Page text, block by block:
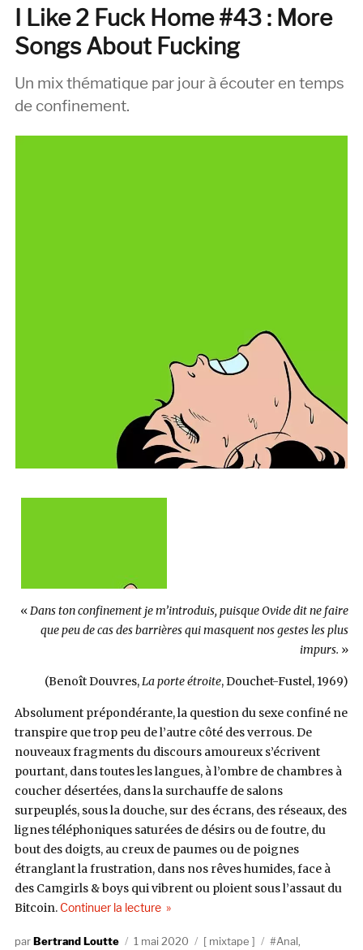
Home
#45
:
silencio
I Like 2 Fuck Home #43 : More
Songs About Fucking
Un mix thématique par jour à écouter en temps
de confinement.
«Dans ton confinement je m’introduis, puisque Ovide dit ne faire
que peu de cas des barrières qui masquent nos gestes les plus
impurs. »
(Benoît Douvres,La porte étroite, Douchet-Fustel, 1969)
Absolument prépondérante, la question du sexe confiné ne
transpire que trop peu de l’autre côté des verrous. De
nouveaux fragments du discours amoureux s’écrivent
pourtant, dans toutes les langues, à l’ombre de chambres à
coucher désertées, dans la surchauffe de salons
surpeuplés, sous la douche, sur des écrans, des réseaux, des
lignes téléphoniques saturées de désirs ou de foutre, du
bout des doigts, au creux de paumes ou de poignes
étranglant la frustration, dans nos rêves humides, face à
des Camgirls & boys qui vibrent ou ploient sous l’assaut du
Bitcoin. Continuer la lecturede « I Like 2 Fuck Home #43 : More
AuteurBertrand Loutte
Publié
1 mai 2020 Catégories
mixtape Étiquettes
Anal,